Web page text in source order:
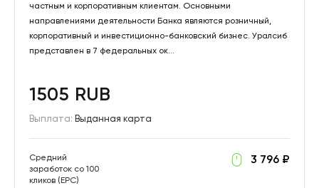
частным и корпоративным клиентам. Основными
направлениями деятельности Банка являются розничный,
корпоративный и инвестиционно-банковский бизнес. Уралсиб
представлен в 7 федеральных ок...
1505 RUB
Выплата: Выданная карта
Средний
заработок со 100
кликов (EPC)
3 796 ₽